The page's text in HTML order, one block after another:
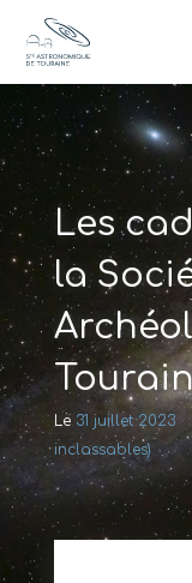
content
Société
Un regard plus
Les
la
Le 31 juillet 2023/
inclassables)